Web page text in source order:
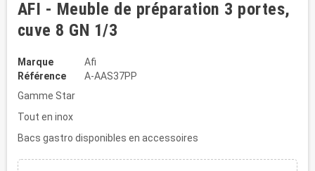
AFI - Meuble de préparation 3 portes,
cuve 8 GN 1/3
Marque
Afi
Référence
A-AAS37PP
Gamme Star
Tout en inox
Bacs gastro disponibles en accessoires